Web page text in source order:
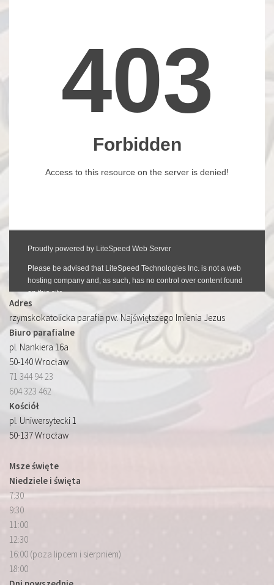
Adres
rzymskokatolicka parafia pw. Najświętszego Imienia Jezus
Biuro parafialne
pl. Nankiera 16a
50-140 Wrocław
71 344 94 23
604 323 462
Kościół
pl. Uniwersytecki 1
50-137 Wrocław
Msze święte
Niedziele i święta
7:30
9:30
11:00
12:30
16:00 (poza lipcem i sierpniem)
18:00